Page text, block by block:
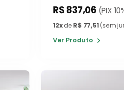
R$ 837,06 (PIX
12xde R$ 77,51 (sem
Ver Produto